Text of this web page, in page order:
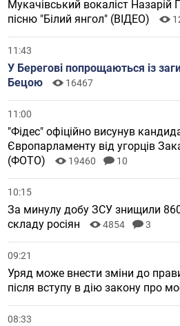
Мукачівський вокаліст Назарій
пісню "Білий янгол" (ВІДЕО)
11:43
У Берегові попрощаються із
Бецою
16467
11:00
"Фідес" офіційно висунув
Європарламенту від угорців
(ФОТО)
19460 10
10:15
За минулу добу ЗСУ знищили
складу росіян
4854 3
09:21
Уряд може внести зміни до
після вступу в дію закону про
08:33